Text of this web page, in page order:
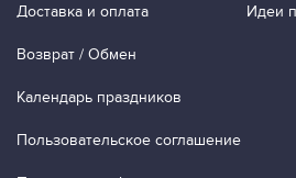
Доставка и оплата
Возврат / Обмен
Календарь праздников
Пользовательское соглашение
Идеи